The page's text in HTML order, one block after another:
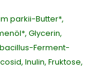
parkii-Butter*,
Glycerin,
Ferment-
Inulin, Fruktose,